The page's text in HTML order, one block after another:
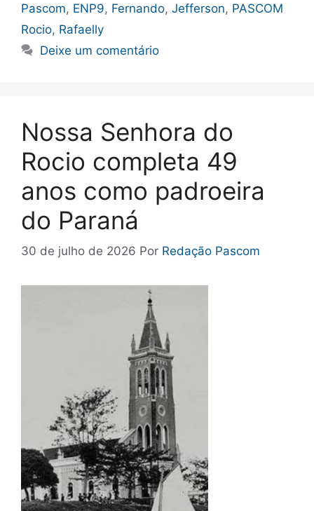
Pascom, ENP9, Fernando, Jefferson, PASCOM
Rocio, Rafaelly
Deixe um comentário
Nossa Senhora do
Rocio completa 49
anos como padroeira
do Paraná
30 de julho de 2026 Por Redação Pascom